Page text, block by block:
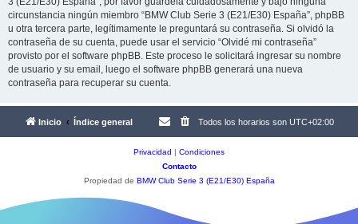
circunstancia ningún miembro “BMW Club Serie 3 (E21/E30) España”, phpBB
u otra tercera parte, legítimamente le preguntará su contraseña. Si olvidó la
contraseña de su cuenta, puede usar el servicio “Olvidé mi contraseña”
provisto por el software phpBB. Este proceso le solicitará ingresar su nombre
de usuario y su email, luego el software phpBB generará una nueva
contraseña para recuperar su cuenta.
Inicio Índice general Todos los horarios son UTC+02:00
Privacidad | Condiciones
Contacto
Propiedad de BMW Club Serie 3 (E21/E30) España